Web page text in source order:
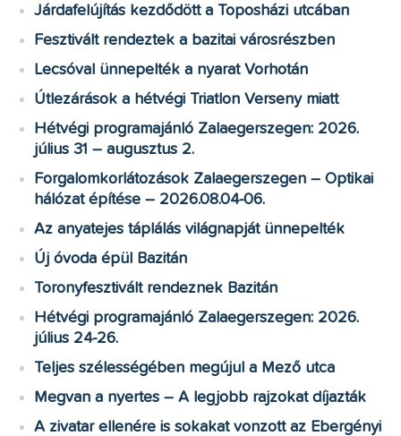
Járdafelújítás kezdődött a Toposházi utcában
Fesztivált rendeztek a bazitai városrészben
Lecsóval ünnepelték a nyarat Vorhotán
Útlezárások a hétvégi Triatlon Verseny miatt
Hétvégi programajánló Zalaegerszegen: 2026.
július 31 – augusztus 2.
Forgalomkorlátozások Zalaegerszegen – Optikai
hálózat építése – 2026.08.04-06.
Az anyatejes táplálás világnapját ünnepelték
Új óvoda épül Bazitán
Toronyfesztivált rendeznek Bazitán
Hétvégi programajánló Zalaegerszegen: 2026.
július 24-26.
Teljes szélességében megújul a Mező utca
Megvan a nyertes – A legjobb rajzokat díjazták
A zivatar ellenére is sokakat vonzott az Ebergényi